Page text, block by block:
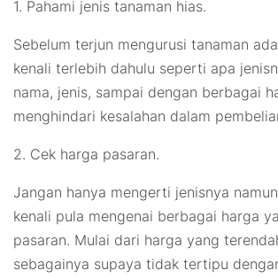
1. Pahami jenis tanaman hias.
Sebelum terjun mengurusi tanaman
kenali terlebih dahulu seperti apa
nama, jenis, sampai dengan berbagai
menghindari kesalahan dalam
2. Cek harga pasaran.
Jangan hanya mengerti jenisnya
kenali pula mengenai berbagai harga
pasaran. Mulai dari harga yang
sebagainya supaya tidak tertipu